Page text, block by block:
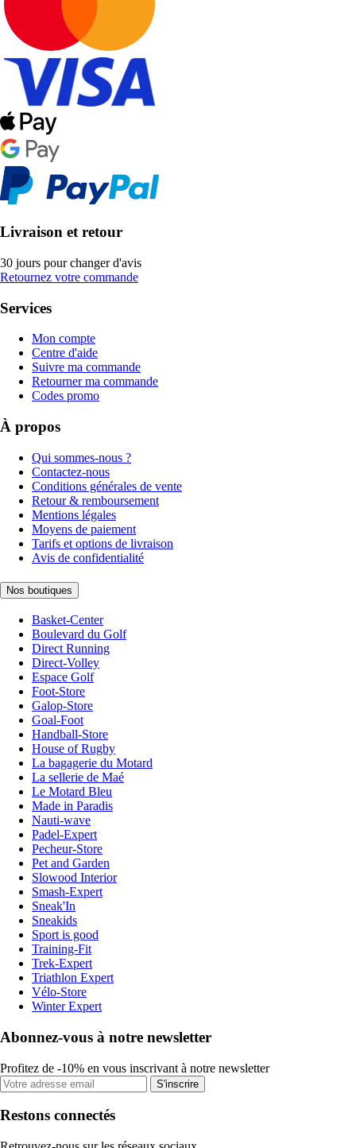
Livraison et retour
30 jours pour changer d'avis
Retournez votre commande
Services
Mon compte
Centre d'aide
Suivre ma commande
Retourner ma commande
Codes promo
À propos
Qui sommes-nous ?
Contactez-nous
Conditions générales de vente
Retour & remboursement
Mentions légales
Moyens de paiement
Tarifs et options de livraison
Avis de confidentialité
Nos boutiques
Basket-Center
Boulevard du Golf
Direct Running
Direct-Volley
Espace Golf
Foot-Store
Galop-Store
Goal-Foot
Handball-Store
House of Rugby
La bagagerie du Motard
La sellerie de Maé
Le Motard Bleu
Made in Paradis
Nauti-wave
Padel-Expert
Pecheur-Store
Pet and Garden
Slowood Interior
Smash-Expert
Sneak'In
Sneakids
Sport is good
Training-Fit
Trek-Expert
Triathlon Expert
Vélo-Store
Winter Expert
Abonnez-vous à notre newsletter
Profitez de -10% en vous inscrivant à notre newsletter
S'inscrire
Restons connectés